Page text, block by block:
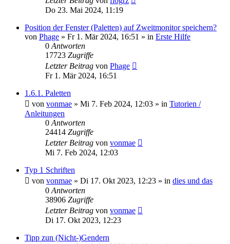
Do 23. Mai 2024, 11:19
Position der Fenster (Paletten) auf Zweitmonitor speichern?
von Phage » Fr 1. Mär 2024, 16:51 » in Erste Hilfe
0 Antworten
17723 Zugriffe
Letzter Beitrag von Phage
Fr 1. Mär 2024, 16:51
1.6.1. Paletten
von vonmae » Mi 7. Feb 2024, 12:03 » in Tutorien /
Anleitungen
0 Antworten
24414 Zugriffe
Letzter Beitrag von vonmae
Mi 7. Feb 2024, 12:03
Typ 1 Schriften
von vonmae » Di 17. Okt 2023, 12:23 » in dies und das
0 Antworten
38906 Zugriffe
Letzter Beitrag von vonmae
Di 17. Okt 2023, 12:23
Tipp zun (Nicht-)Gendern